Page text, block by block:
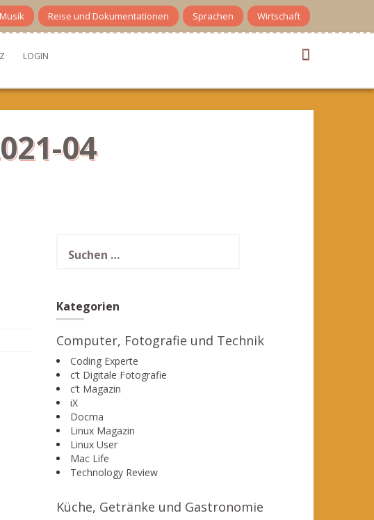
Musik Reise und Dokumentationen Sprachen Wirtschaft
LOGIN
04
nach:
Kategorien
Computer, Fotografie und Technik
Coding Experte
c’t Digitale Fotografie
c’t Magazin
iX
Docma
Linux Magazin
Linux User
Mac Life
Technology Review
Küche, Getränke und Gastronomie